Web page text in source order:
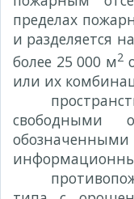
пределах
и разделяется
более 25 000 м2
или их
свободными